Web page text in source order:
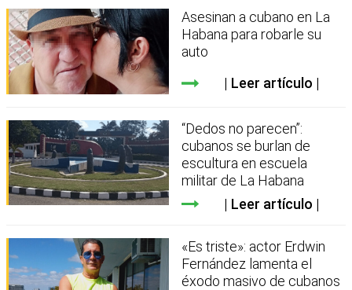
Asesinan a cubano en La
Habana para robarle su
auto
Leer artículo
“Dedos no parecen”:
cubanos se burlan de
escultura en escuela
militar de La Habana
Leer artículo
«Es triste»: actor Erdwin
Fernández lamenta el
éxodo masivo de cubanos